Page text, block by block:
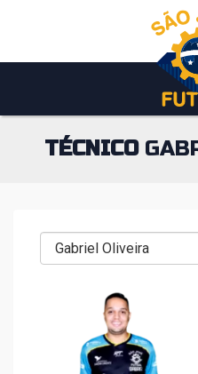
o
TÉCNICO